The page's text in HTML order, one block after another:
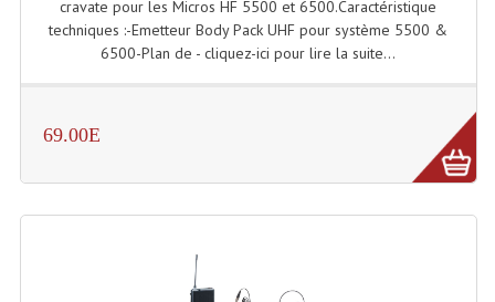
Micros De Studio
Portes Voix Mégaphones
Pupitre Pour Discours
cravate pour les Micros HF 5500 et 6500.Caractéristique
techniques :-Emetteur Body Pack UHF pour système 5500 &
6500-Plan de - cliquez-ici pour lire la suite...
69.00E